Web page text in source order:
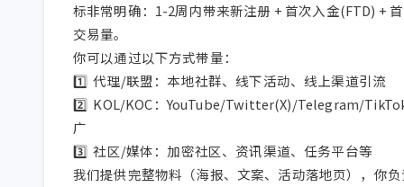
标非常明确：1-2周内带来新注册 + 首次入金(FTD) +
交易量。
你可以通过以下方式带量：
1️⃣  代理/联盟：本地社群、线下活动、线上渠道引流
2️⃣  KOL/KOC：YouTube/Twitter(X)/Telegram/
广
3️⃣  社区/媒体：加密社区、资讯渠道、任务平台等
我们提供完整物料（海报、文案、活动落地页），你